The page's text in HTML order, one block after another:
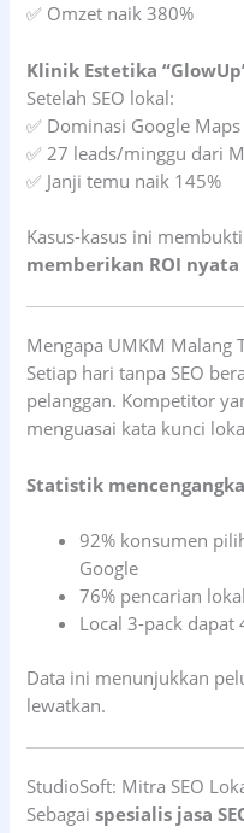
✅ Omzet naik 380%
Klinik Estetika
Setelah SEO lokal:
✅ Dominasi Google Maps
✅ 27 leads/minggu dari
✅ Janji temu naik 145%
Kasus-kasus ini
memberikan ROI nyata
Mengapa UMKM Malang
Setiap hari tanpa SEO
pelanggan. Kompetitor
menguasai kata kunci
Statistik
92% konsumen
Google
76% pencarian
Local 3-pack
Data ini menunjukkan
lewatkan.
StudioSoft: Mitra SEO
Sebagaispesialis jasa